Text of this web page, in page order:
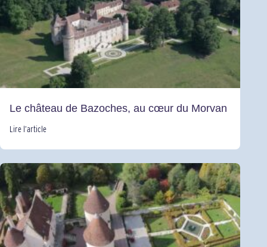
Le château de Bazoches, au cœur du Morvan
Lire l’article